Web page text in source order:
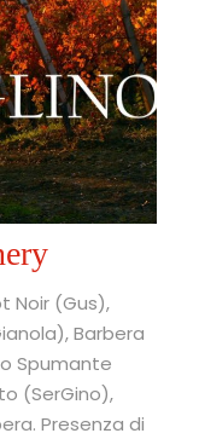
Noir (Gus),
Barbera
Spumante
(SerGino),
Presenza di